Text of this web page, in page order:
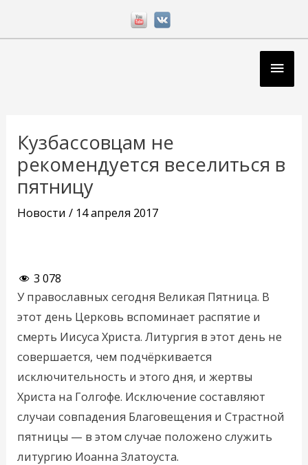
Кузбассовцам не
рекомендуется веселиться в
пятницу
Новости / 14 апреля 2017
3 078
У православных сегодня Великая Пятница. В
этот день Церковь вспоминает распятие и
смерть Иисуса Христа. Литургия в этот день не
совершается, чем подчёркивается
исключительность и этого дня, и жертвы
Христа на Голгофе. Исключение составляют
случаи совпадения Благовещения и Страстной
пятницы — в этом случае положено служить
литургию Иоанна Златоуста.
записям